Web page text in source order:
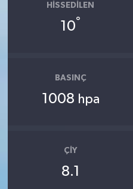
HISSEDILEN
10°
BASINÇ
1008 hpa
ÇIY
8.1